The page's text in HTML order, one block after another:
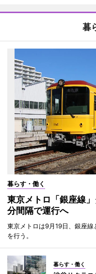
暮
暮らす・働く
東京メトロ「銀座線
分間隔で運行へ
東京メトロは9月19日、銀座
を行う。
暮らす・働く